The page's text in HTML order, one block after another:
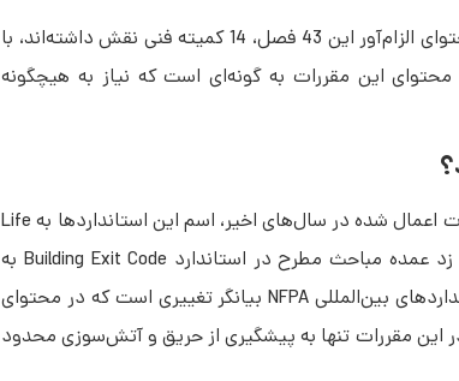
استانداردهای Life Safety Code چهل و سه فصل و یک پیوست را شامل می‌شود، در تدوین محتوای الزام‌آور این 43 فصل، 14 کمیته فنی نقش داشته‌اند، با
توجه به اینکه استانداردهای Life Safety Code با هدف تبدیل شدن به قانون، تهیه شده‌اند، محتوای این مقررات به گونه‎‌ای است که نیاز به هیچگونه
تا سال 1966 میلادی این استاندارد با عنوان Building Exit Code معروف بود، اما با توجه به تغییرات اعمال شده در سال‌های اخیر، اسم این استانداردها به Life
Safety Code تغییر پیدا کرد. تا سال 1966 همانطور که از نام این استاندارد نیز می‎‌توان حدس زد عمده مباحث مطرح در استاندارد Building Exit Code به
نحوه‌‎ی ساخت راه‌پله،‌ درها و راه‌های خروج اضطراری محدود می‌شد،‌ تغییر نام این بخش از استانداردهای بین‎‌المللی NFPA بیانگر تغییری است که در محتوای
این مقررات تنها به پیشگیری از حریق و آتش‌سوزی محدود